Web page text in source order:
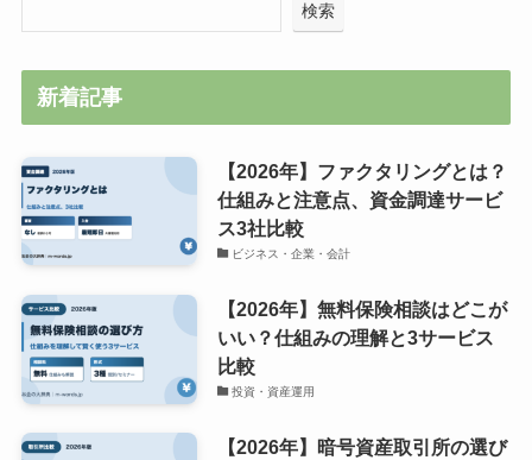
検索
新着記事
【2026年】ファクタリングとは？
仕組みと注意点、資金調達サービ
ス3社比較
ビジネス・企業・会計
【2026年】無料保険相談はどこが
いい？仕組みの理解と3サービス
比較
投資・資産運用
【2026年】暗号資産取引所の選び